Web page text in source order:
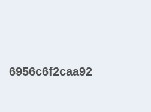
6956c6f2caa92